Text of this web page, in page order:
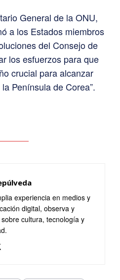
General de la ONU,
a los Estados miembros
del Consejo de
los esfuerzos para que
crucial para alcanzar
Península de Corea”.
experiencia en medios y
digital, observa y
cultura, tecnología y